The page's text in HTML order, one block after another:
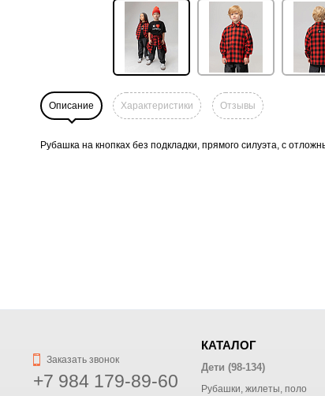
Описание Характеристики Отзывы
Рубашка на кнопках без подкладки, прямого силуэта, с
Заказать звонок
+7 984 179-89-60
КАТАЛОГ
Дети (98-134)
Рубашки, жилеты, поло